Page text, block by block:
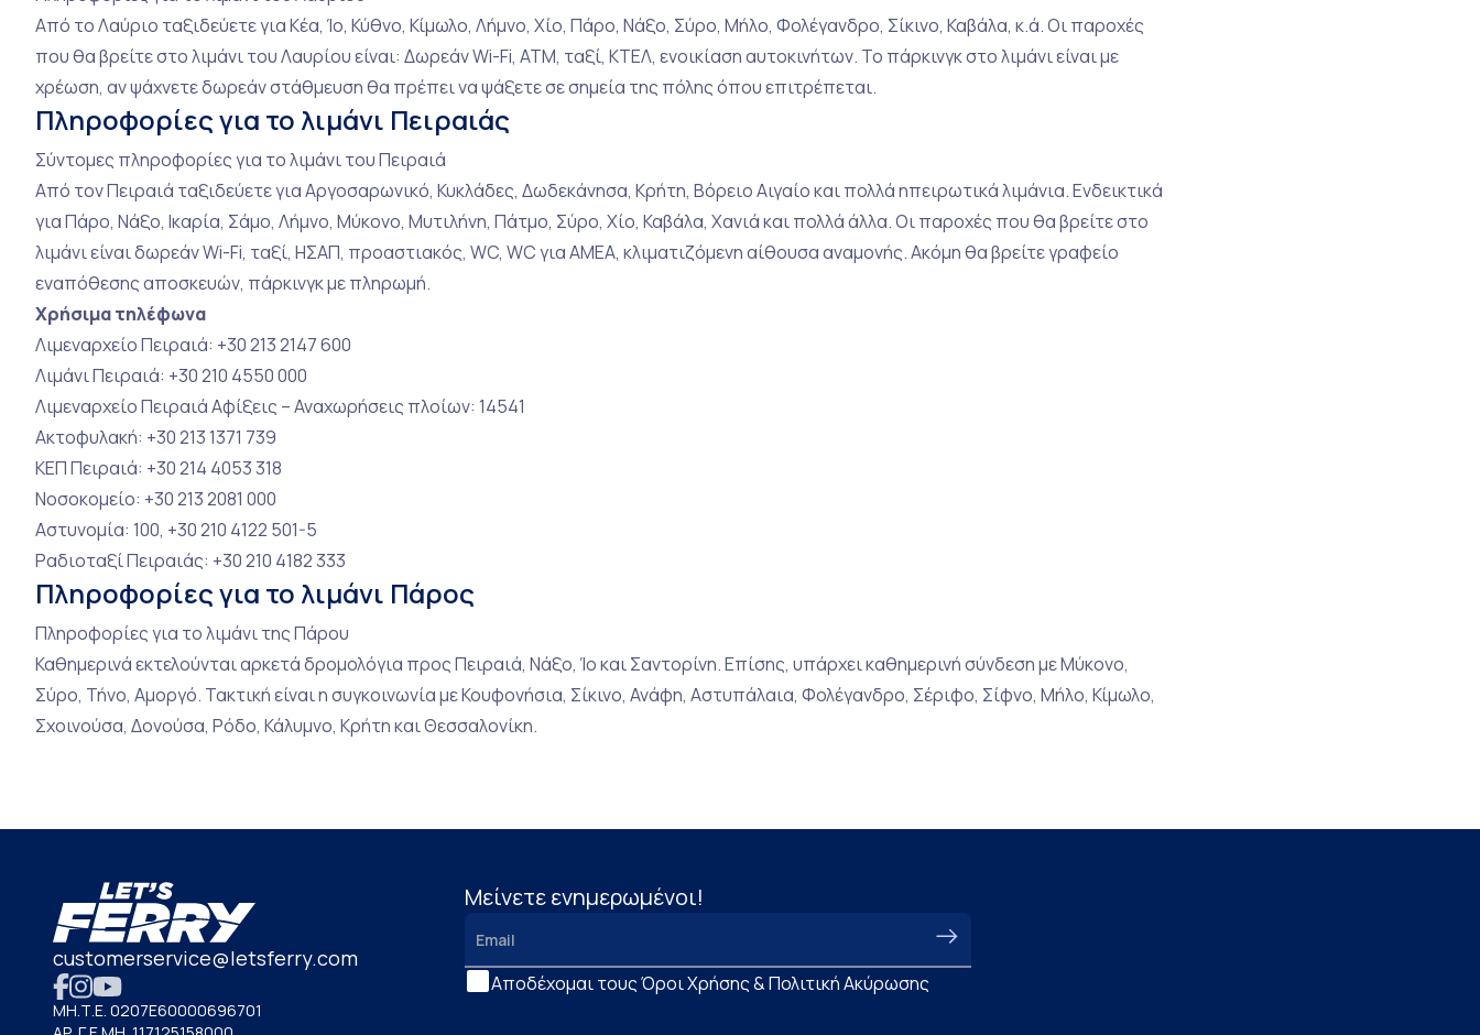
Από το Λαύριο ταξιδεύετε για Κέα, Ίο, Κύθνο, Κίμωλο, Λήμνο, Χίο, Πάρο, Νάξο, Σύρο, Μήλο, Φολέγανδρο, Σίκινο, Καβάλα, κ.ά. Οι παροχές
που θα βρείτε στο λιμάνι του Λαυρίου είναι: Δωρεάν Wi-Fi, ATM, ταξί, ΚΤΕΛ, ενοικίαση αυτοκινήτων. Το πάρκινγκ στο λιμάνι είναι με
χρέωση, αν ψάχνετε δωρεάν στάθμευση θα πρέπει να ψάξετε σε σημεία της πόλης όπου επιτρέπεται.
Πληροφορίες για το λιμάνι Πειραιάς
Σύντομες πληροφορίες για το λιμάνι του Πειραιά
Από τον Πειραιά ταξιδεύετε για Αργοσαρωνικό, Κυκλάδες, Δωδεκάνησα, Κρήτη, Βόρειο Αιγαίο και πολλά ηπειρωτικά λιμάνια. Ενδεικτικά
για Πάρο, Νάξο, Ικαρία, Σάμο, Λήμνο, Μύκονο, Μυτιλήνη, Πάτμο, Σύρο, Χίο, Καβάλα, Χανιά και πολλά άλλα. Οι παροχές που θα βρείτε στο
λιμάνι είναι δωρεάν Wi-Fi, ταξί, ΗΣΑΠ, προαστιακός, WC, WC για ΑΜΕΑ, κλιματιζόμενη αίθουσα αναμονής. Ακόμη θα βρείτε γραφείο
εναπόθεσης αποσκευών, πάρκινγκ με πληρωμή.
Χρήσιμα τηλέφωνα
Λιμεναρχείο Πειραιά: +30 213 2147 600
Λιμάνι Πειραιά: +30 210 4550 000
Λιμεναρχείο Πειραιά Αφίξεις – Αναχωρήσεις πλοίων: 14541
Ακτοφυλακή: +30 213 1371 739
ΚΕΠ Πειραιά: +30 214 4053 318
Νοσοκομείο: +30 213 2081 000
Αστυνομία: 100, +30 210 4122 501-5
Ραδιοταξί Πειραιάς: +30 210 4182 333
Πληροφορίες για το λιμάνι Πάρος
Πληροφορίες για το λιμάνι της Πάρου
Καθημερινά εκτελούνται αρκετά δρομολόγια προς Πειραιά, Νάξο, Ίο και Σαντορίνη. Επίσης, υπάρχει καθημερινή σύνδεση με Μύκονο,
Σύρο, Τήνο, Αμοργό. Τακτική είναι η συγκοινωνία με Κουφονήσια, Σίκινο, Ανάφη, Αστυπάλαια, Φολέγανδρο, Σέριφο, Σίφνο, Μήλο, Κίμωλο,
Σχοινούσα, Δονούσα, Ρόδο, Κάλυμνο, Κρήτη και Θεσσαλονίκη.
customerservice@letsferry.com
ΜΗ.Τ.Ε. 0207Ε60000696701
Mείνετε ενημερωμένοι!
Αποδέχομαι τους Όροι Χρήσης & Πολιτική Ακύρωσης